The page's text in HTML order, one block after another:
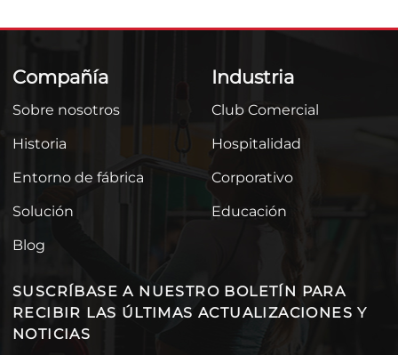
Compañía
Sobre nosotros
Historia
Entorno de fábrica
Solución
Blog
Industria
Club Comercial
Hospitalidad
Corporativo
Educación
SUSCRÍBASE A NUESTRO BOLETÍN PARA
RECIBIR LAS ÚLTIMAS ACTUALIZACIONES Y
NOTICIAS